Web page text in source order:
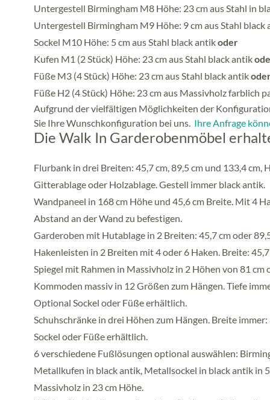
Untergestell Birmingham M8 Höhe: 23 cm aus Stahl in
Untergestell Birmingham M9 Höhe: 9 cm aus Stahl black
Sockel M10 Höhe: 5 cm aus Stahl black antikoder
Kufen M1 (2 Stück) Höhe: 23 cm aus Stahl black antik
Füße M3 (4 Stück) Höhe: 23 cm aus Stahl black antik
Füße H2 (4 Stück) Höhe: 23 cm aus Massivholz farblich
Aufgrund der vielfältigen Möglichkeiten der
Sie Ihre Wunschkonfiguration bei uns. Ihre Anfrage
Die Walk In Garderobenmöbel
Flurbank in drei Breiten: 45,7 cm, 89,5 cm und 133,4
Gitterablage oder Holzablage. Gestell immer black antik.
Wandpaneel in 168 cm Höhe und 45,6 cm Breite. Mit 4
Abstand an der Wand zu befestigen.
Garderoben mit Hutablage in 2 Breiten: 45,7 cm oder
Hakenleisten in 2 Breiten mit 4 oder 6 Haken. Breite:
Spiegel mit Rahmen in Massivholz in 2 Höhen von 81
Kommoden massiv in 12 Größen zum Hängen. Tiefe
Optional Sockel oder Füße erhältlich.
Schuhschränke in drei Höhen zum Hängen. Breite
Sockel oder Füße erhältlich.
6 verschiedene Fußlösungen optional auswählen:
Metallkufen in black antik, Metallsockel in black antik in
Massivholz in 23 cm Höhe.